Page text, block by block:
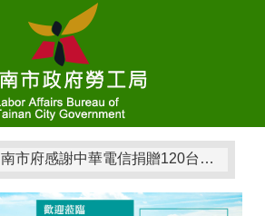
南市府感謝中華電信捐贈120台藍芽喇叭持續深耕馨心學堂AI數位學習
南市勞工局辦理暑期工讀生職涯適性診斷課程 協助青年探索自我、提升就業力